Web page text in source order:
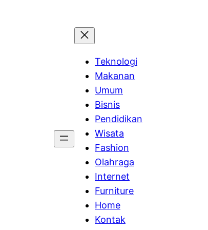
Teknologi
Makanan
Umum
Bisnis
Pendidikan
Wisata
Fashion
Olahraga
Internet
Furniture
Home
Kontak